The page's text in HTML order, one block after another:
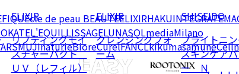
ELIXIR
リフティングモイ
スチャーパクト
ＵＶ（レフィル）
ELIXIR
クレンジングフォ
ーム
SHISEIDO
ブライトニ
スキンケア
ー Ｎ
cle de peau BEAUTEELIXIRHAKUINTEGRATE
KATEL'EQUILLISSAGELUNASOLmediaMilano
MUJInaturieBioreCurelFANCLkikumasamune